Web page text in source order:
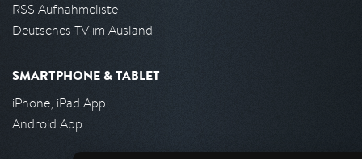
RSS Aufnahmeliste
Deutsches TV im Ausland
SMARTPHONE & TABLET
iPhone, iPad App
Android App